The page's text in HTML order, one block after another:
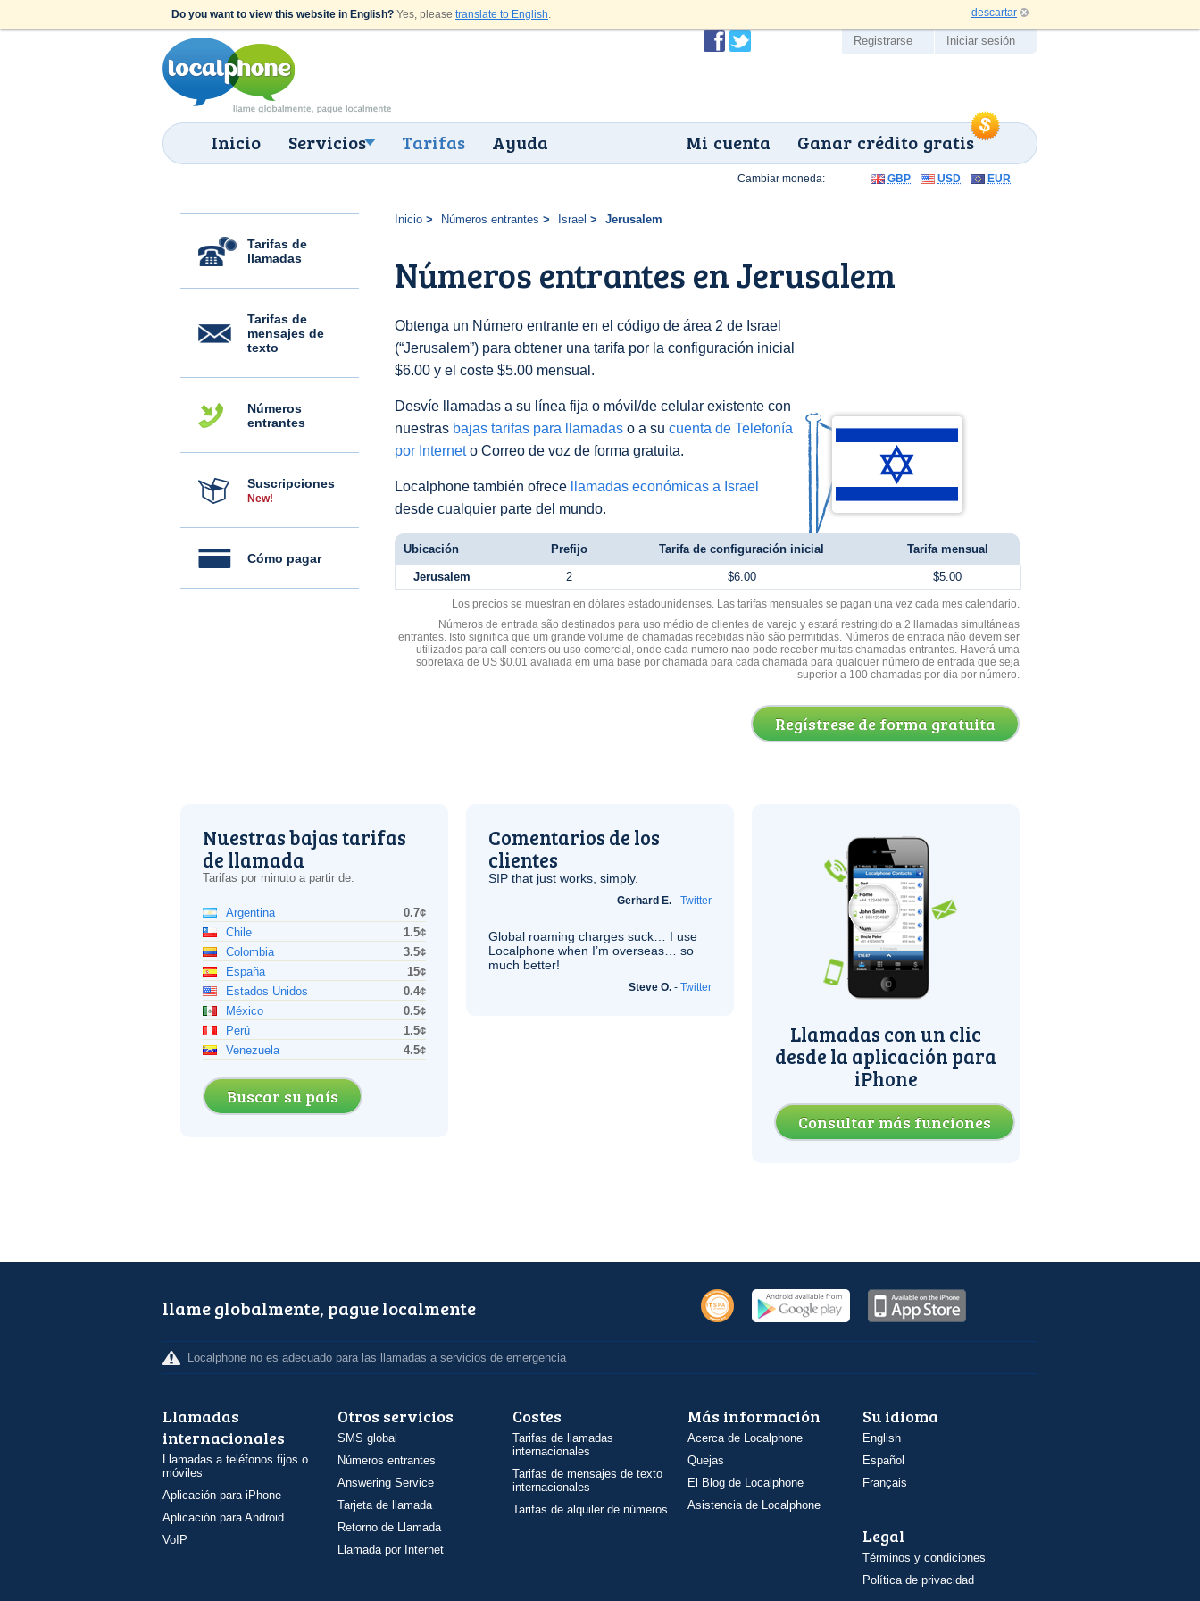
Do you want to view this website in English? Yes, please translate to English. descartar
Inicio Servicios Tarifas Ayuda Ganar crédito gratis
Mi cuenta
Registrarse Iniciar sesión
Tarifas de
llamadas
Tarifas de
mensajes de
texto
Números
entrantes
Suscripciones
New!
Cómo pagar
Inicio Números entrantes Israel Jerusalem
Números entrantes en Jerusalem
Obtenga un Número entrante en el código de área 2 de Israel
(“Jerusalem”) para obtener una tarifa por la configuración inicial
$6.00 y el coste $5.00 mensual.
Desvíe llamadas a su línea fija o móvil/de celular existente con
nuestras bajas tarifas para llamadas o a su cuenta de Telefonía
por Interneto Correo de voz de forma gratuita.
Localphone también ofrece
llamadas económicas a Israel
desde cualquier parte del mundo.
Cambiar moneda: GBP USD EUR
Ubicación Prefijo Tarifa de configuración inicial Tarifa mensual
Jerusalem 2 $6.00 $5.00
Los precios se muestran en dólares estadounidenses. Las tarifas mensuales se pagan una vez cada mes calendario.
Números de entrada são destinados para uso médio de clientes de varejo y estará restringido a 2 llamadas simultáneas
entrantes. Isto significa que um grande volume de chamadas recebidas não são permitidas. Números de entrada não devem ser
utilizados para call centers ou uso comercial, onde cada numero nao pode receber muitas chamadas entrantes. Haverá uma
sobretaxa de US $0.01 avaliada em uma base por chamada para cada chamada para qualquer número de entrada que seja
superior a 100 chamadas por dia por número.
Regístrese de forma gratuita
Nuestras bajas tarifas
de llamada
Tarifas por minuto a partir de:
Argentina
0.7¢
Chile
1.5¢
Colombia
3.5¢
España
15¢
Estados Unidos
0.4¢
México
0.5¢
Perú
1.5¢
Venezuela
4.5¢
Buscar su país
Comentarios de los
clientes
SIP that just works, simply.
Gerhard E. - Twitter
Global roaming charges suck… I use
Localphone when I’m overseas… so
much better!
Steve O. - Twitter
Llamadas con un clic
desde la aplicación para
iPhone
Consultar más funciones
llame globalmente, pague localmente
Localphone no es adecuado para las llamadas a servicios de emergencia
Llamadas
internacionales
Llamadas a teléfonos fijos o
móviles
Aplicación para iPhone
Aplicación para Android
VoIP
Otros servicios
SMS global
Números entrantes
Answering Service
Tarjeta de llamada
Retorno de Llamada
Llamada por Internet
Costes
Tarifas de llamadas
internacionales
Tarifas de mensajes de texto
internacionales
Tarifas de alquiler de números
Más información
Acerca de Localphone
Quejas
El Blog de Localphone
Asistencia de Localphone
Su idioma
English
Español
Français
Legal
Términos y condiciones
Política de privacidad